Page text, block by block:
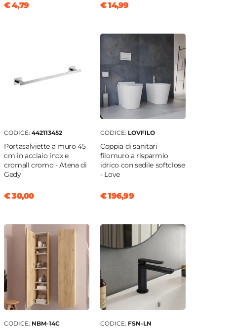
€ 4,79 € 14,99
CODICE: 442113452
Portasalviette a muro 45
cm in acciaio inox e
cromall cromo - Atena di
Gedy
€ 30,00
CODICE: LOVFILO
Coppia di sanitari
filomuro a risparmio
idrico con sedile softclose
- Love
€ 196,99
CODICE: NBM-14C CODICE: FSN-LN